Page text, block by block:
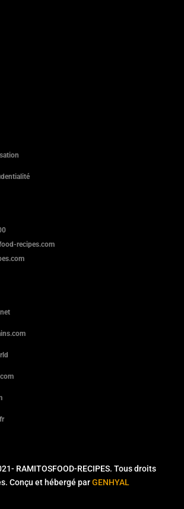
recipes.com
RAMITOSFOOD-RECIPES. Tous droits
Conçu et hébergé parGENHYAL